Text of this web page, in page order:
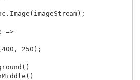
. Image ( imageStream);
=>
400 , 250 );
()
()